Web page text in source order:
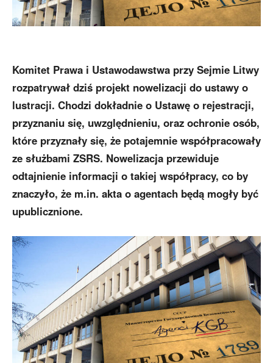
Komitet Prawa i Ustawodawstwa przy Sejmie Litwy
rozpatrywał dziś projekt nowelizacji do ustawy o
lustracji. Chodzi dokładnie o Ustawę o rejestracji,
przyznaniu się, uwzględnieniu, oraz ochronie osób,
które przyznały się, że potajemnie współpracowały
ze służbami ZSRS. Nowelizacja przewiduje
odtajnienie informacji o takiej współpracy, co by
znaczyło, że m.in. akta o agentach będą mogły być
upublicznione.